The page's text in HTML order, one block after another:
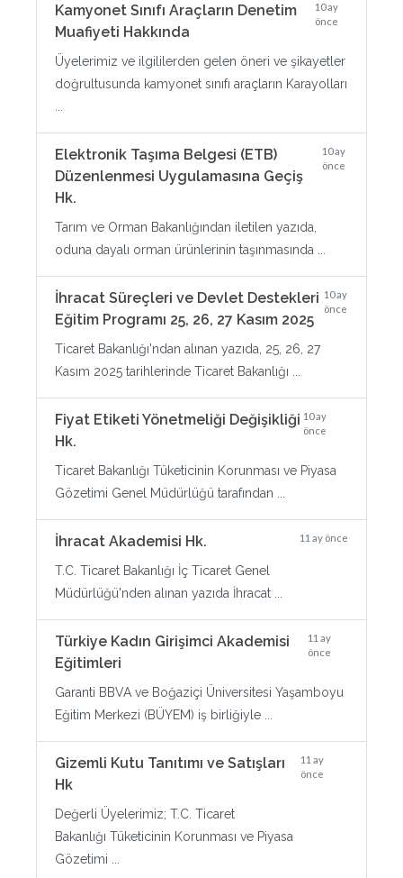
Kamyonet Sınıfı Araçların Denetim
Muafiyeti Hakkında
10 ay
önce
Üyelerimiz ve ilgililerden gelen öneri ve şikayetler
doğrultusunda kamyonet sınıfı araçların Karayolları
Elektronik Taşıma Belgesi (ETB)
Düzenlenmesi Uygulamasına Geçiş
Hk.
10 ay
önce
Tarım ve Orman Bakanlığından iletilen yazıda,
oduna dayalı orman ürünlerinin taşınmasında ...
İhracat Süreçleri ve Devlet Destekleri
Eğitim Programı 25, 26, 27 Kasım 2025
10 ay
önce
Ticaret Bakanlığı'ndan alınan yazıda, 25, 26, 27
Kasım 2025 tarihlerinde Ticaret Bakanlığı ...
Fiyat Etiketi Yönetmeliği Değişikliği
Hk.
10 ay
önce
Ticaret Bakanlığı Tüketicinin Korunması ve Piyasa
Gözetimi Genel Müdürlüğü tarafından ...
İhracat Akademisi Hk. 11 ay önce
T.C. Ticaret Bakanlığı İç Ticaret Genel
Müdürlüğü'nden alınan yazıda İhracat ...
Türkiye Kadın Girişimci Akademisi
Eğitimleri
11 ay
önce
Garanti BBVA ve Boğaziçi Üniversitesi Yaşamboyu
Eğitim Merkezi (BÜYEM) iş birliğiyle ...
Gizemli Kutu Tanıtımı ve Satışları
Hk
11 ay
önce
Değerli Üyelerimiz; T.C. Ticaret
Bakanlığı Tüketicinin Korunması ve Piyasa
Gözetimi ...